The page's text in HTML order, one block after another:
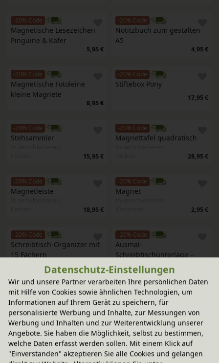
-20% Code
Magnetische Lesezeichen
Pinguine & Käfer
5,95 €
-20% Code
Notitzbuch zum gestalten
A5
4,95 €
-20% Code
Magnetische Fotoleine
kleine Magnete
8,95 €
-20% Code
Stiftebox Pony
17,95 €
-20% Code
Stehsammler
15,95 €
-20% Code
Magnettafel quadratisch
28,95 €
-20% Code
Magnetleiste
18,95 €
-20% Code
Magnet
2,95 €
-20% Code
Schreibtisch-Organizer mit
15 Fächern
In verschiedenen
58,95 €
-20% Code
Ausmal-
Schreibtischunterlage –
Blumenwiese
-20% Code
Stapelbare Papierablage,
Werkhaus
In verschiedenen
Farben
12,95 €
-20% Code
Stiftebox Strandhaus rot
12,95 €
Datenschutz-Einstellungen
Wir und unsere Partner verarbeiten Ihre persönlichen Daten
mit Hilfe von Cookies sowie ähnlichen Technologien, um
Informationen auf Ihrem Gerät zu speichern, für
personalisierte Werbung und Inhalte, zur Messungen von
Werbung und Inhalten und zur Weiterentwicklung unserer
Angebote. Sie haben die Möglichkeit, selbst zu bestimmen,
welche Daten erfasst werden sollen. Mit einem Klick auf
"Einverstanden" akzeptieren Sie alle Cookies und gelangen